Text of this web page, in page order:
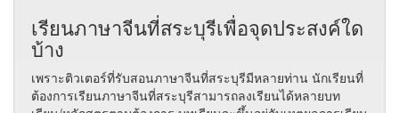
เรียนภาษาจีนที่สระบุรีเพื่อจุดประสงค์ใด
บ้าง
เพราะติวเตอร์ที่รับสอนภาษาจีนที่สระบุรีมีหลายท่าน นักเรียนที่
ต้องการเรียนภาษาจีนที่สระบุรีสามารถลงเรียนได้หลายบท